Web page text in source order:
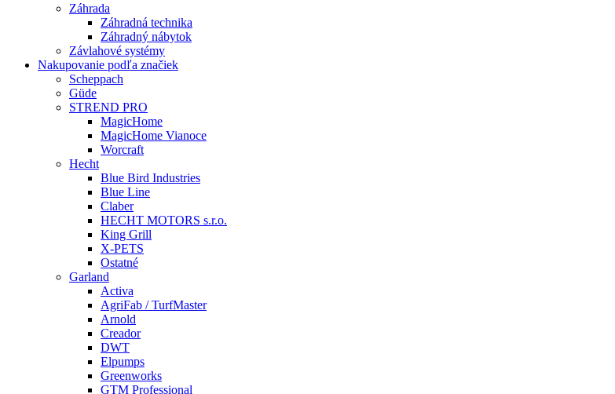
Záhrada
Záhradná technika
Záhradný nábytok
Závlahové systémy
Nakupovanie podľa značiek
Scheppach
Güde
STREND PRO
MagicHome
MagicHome Vianoce
Worcraft
Hecht
Blue Bird Industries
Blue Line
Claber
HECHT MOTORS s.r.o.
King Grill
X-PETS
Ostatné
Garland
Activa
AgriFab / TurfMaster
Arnold
Creador
DWT
Elpumps
Greenworks
GTM Professional